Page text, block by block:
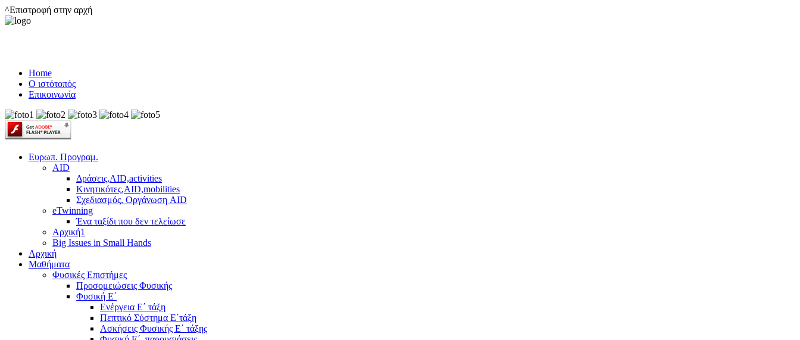
^Επιστροφή στην αρχή
Home
Ο ιστότοπός
Επικοινωνία
Ευρωπ. Προγραμ.
AID
Δράσεις,AID,activities
Κινητικότες,AID,mobilities
Σχεδιασμός, Οργάνωση AID
eTwinning
Ένα ταξίδι που δεν τελείωσε
Αρχική1
Big Issues in Small Hands
Αρχική
Μαθήματα
Φυσικές Επιστήμες
Προσομειώσεις Φυσικής
Φυσική Ε΄
Ενέργεια Ε΄ τάξη
Πεπτικό Σύστημα Ε΄τάξη
Ασκήσεις Φυσικής Ε΄ τάξης